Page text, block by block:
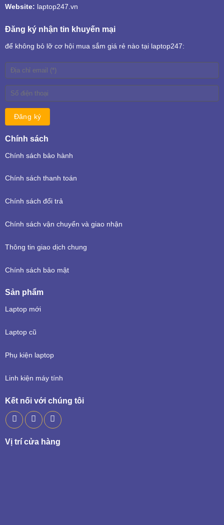
Website: laptop247.vn
Đăng ký nhận tin khuyến mại
để không bỏ lỡ cơ hội mua sắm giá rẻ nào tại laptop247:
Chính sách
Chính sách bảo hành
Chính sách thanh toán
Chính sách đổi trả
Chính sách vận chuyển và giao nhận
Thông tin giao dịch chung
Chính sách bảo mật
Sản phẩm
Laptop mới
Laptop cũ
Phụ kiện laptop
Linh kiện máy tính
Kết nối với chúng tôi
Vị trí cửa hàng